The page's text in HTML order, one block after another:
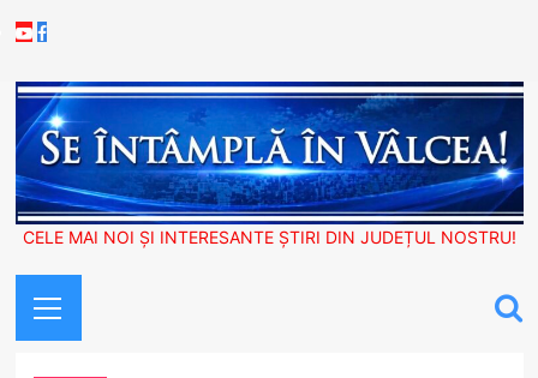
to
Youtube
Facebook
CELE MAI NOI ȘI INTERESANTE ȘTIRI DIN JUDEȚUL NOSTRU!
Menu